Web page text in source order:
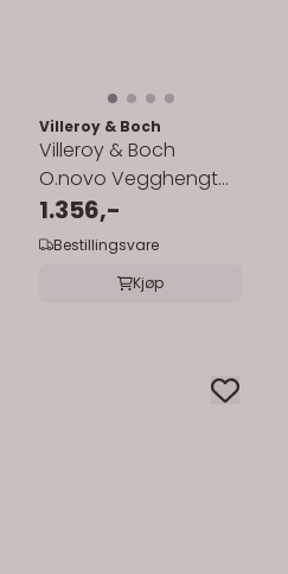
Villeroy & Boch
Villeroy & Boch
O.novo Vegghengt
Servant 36x27.5 cm
1.356,-
Bestillingsvare
Kjøp